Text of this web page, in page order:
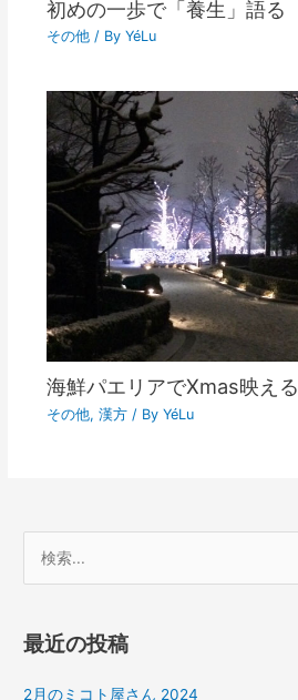
初めの一歩で「養生」語る
その他/ By YéLu
海鮮パエリアでXmas映える
その他, 漢方/ By YéLu
象
最近の投稿
2月のミコト屋さん 2024